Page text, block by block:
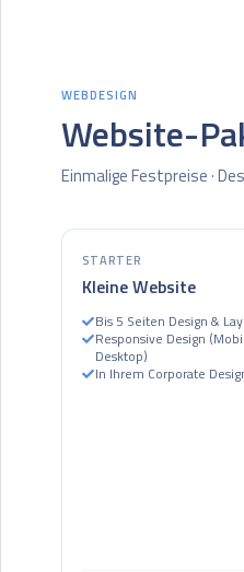
WEBDESIGN
Website-
Einmalige Festpreise ·
STARTER
Kleine Website
Bis 5 Seiten Design &
Responsive Design
Desktop)
In Ihrem Corporate